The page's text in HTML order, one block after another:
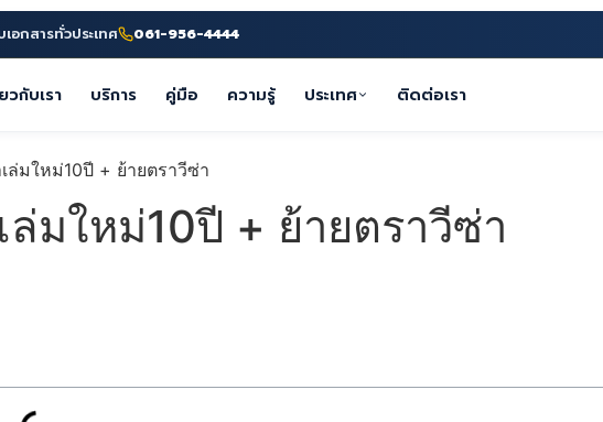
อกสารทั่วประเทศ 061-956-4444
วกับเรา บริการ คู่มือ ความรู้ ประเทศ ติดต่อเรา
ล่มใหม่10ปี + ย้ายตราวีซ่า